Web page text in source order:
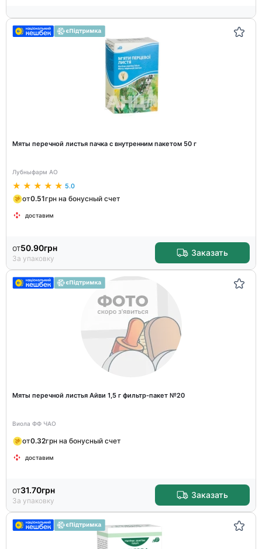
Мяты перечной листья пачка с внутренним пакетом 50 г
Лубныфарм АО
5.0
от0.51грн на бонусный счет
доставим
от50.90грн
За упаковку
Заказать
Мяты перечной листья Айви 1,5 г фильтр-пакет №20
Виола ФФ ЧАО
от0.32грн на бонусный счет
доставим
от31.70грн
За упаковку
Заказать